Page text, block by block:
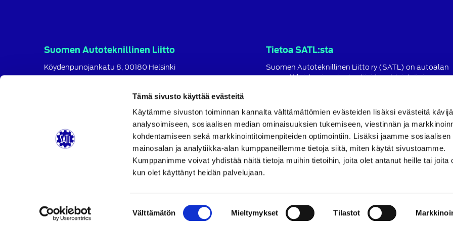
Tämä sivusto käyttää evästeitä
Käytämme sivuston toiminnan kannalta välttämättömien evästeiden lisäksi evästeitä
analysoimiseen, sosiaalisen median ominaisuuksien tukemiseen, viestinnän ja
kohdentamiseen sekä markkinointitoimenpiteiden optimointiin. Lisäksi jaamme sosiaalisen
mainosalan ja analytiikka-alan kumppaneillemme tietoja siitä, miten käytät sivustoamme.
Kumppanimme voivat yhdistää näitä tietoja muihin tietoihin, joita olet antanut heille tai joita
kun olet käyttänyt heidän palvelujaan.
valinta
Välttämätön Mieltymykset Tilastot
Suomen Autoteknillinen Liitto
Köydenpunojankatu 8, 00180 Helsinki
SATL
SATL
Instagram
Tietoa SATL:sta
Suomen Autoteknillinen Liitto ry (SATL) on autoalan
ammattilaisten ja asiantuntijoiden yhteistyö- ja
tavoitteena on ylläpitää ja kehittää koko autoalan
ja ammattitaitoa.
Lue lisää